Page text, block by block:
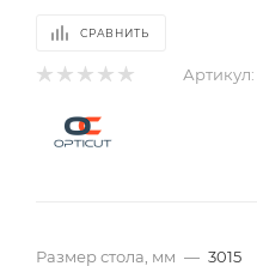
СРАВНИТЬ
Артикул:
Размер стола, мм — 3015